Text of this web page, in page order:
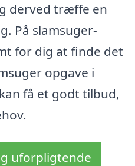
derved træffe en
På slamsuger-
for dig at finde det
opgave i
få et godt tilbud,
uforpligtende